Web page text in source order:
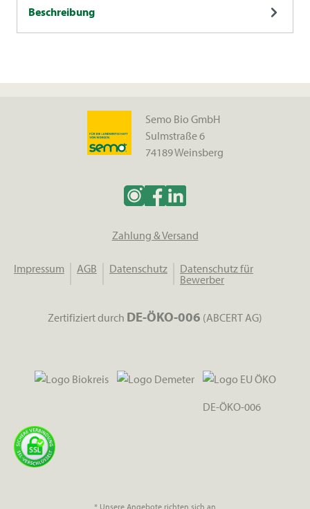
Beschreibung
Semo Bio GmbH
Sulmstraße 6
74189 Weinsberg
Zahlung & Versand
Impressum AGB Datenschutz
Datenschutz für
Bewerber
Zertifiziert durch DE-ÖKO-006 (ABCERT AG)
DE-ÖKO-006
* Unsere Angebote richten sich an